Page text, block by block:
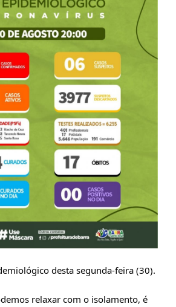
desta segunda-feira (30).
relaxar com o isolamento, é